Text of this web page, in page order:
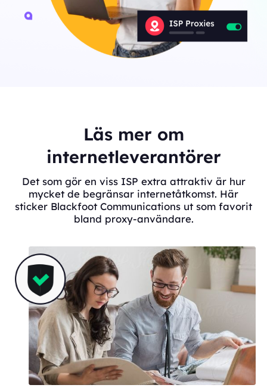
Läs mer om
internetleverantörer
Det som gör en viss ISP extra attraktiv är hur
mycket de begränsar internetåtkomst. Här
sticker Blackfoot Communications ut som favorit
bland proxy-användare.